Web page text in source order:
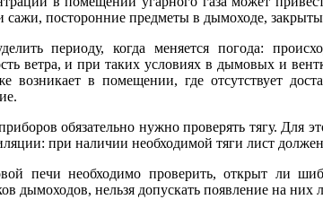
сажи, посторонние предметы в дымоходе,
периоду, когда меняется погода:
ветра, и при таких условиях в дымовых и
возникает в помещении, где отсутствует
обязательно нужно проверять тягу. Для
при наличии необходимой тяги лист
печи необходимо проверить, открыт ли
дымоходов, нельзя допускать появление на них